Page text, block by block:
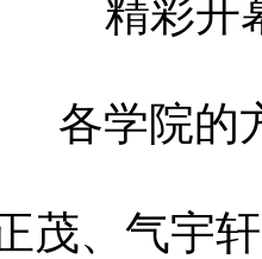
精彩开
各学院的
茂、气宇